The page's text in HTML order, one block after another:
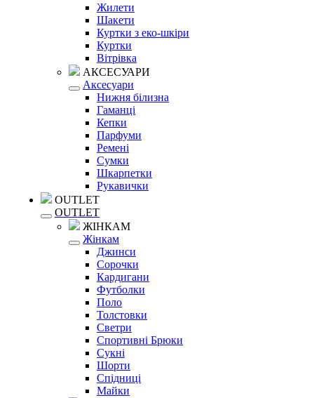
Жилети
Шакети
Куртки з еко-шкіри
Куртки
Вітрівка
АКСЕСУАРИ
Аксесуари
Нижня білизна
Гаманці
Кепки
Парфуми
Ремені
Сумки
Шкарпетки
Рукавички
OUTLET
OUTLET
ЖІНКАМ
Жінкам
Джинси
Сорочки
Кардигани
Футболки
Поло
Толстовки
Светри
Спортивні Брюки
Сукні
Шорти
Спідниці
Майки